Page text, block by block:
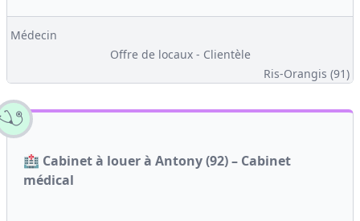
Médecin
Offre de locaux - Clientèle
Ris-Orangis (91)
🏥 Cabinet à louer à Antony (92) – Cabinet
médical